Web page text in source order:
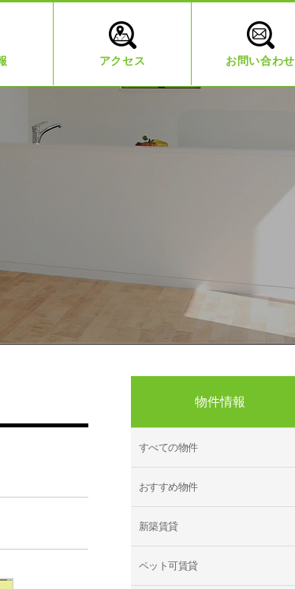
アクセス お問い合わせ
物件情報
すべての物件
おすすめ物件
新築賃貸
ペット可賃貸